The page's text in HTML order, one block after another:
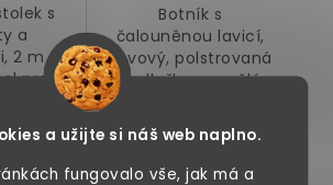
a užijte si náš web naplno.
fungovalo vše, jak má a
s
a
2 m
pro
Botník s
čalouněnou lavicí,
kovový, polstrovaná
podložka z umělé